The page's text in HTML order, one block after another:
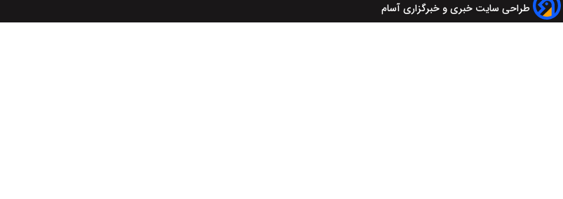
طراحی سایت خبری و خبرگزاری آسام